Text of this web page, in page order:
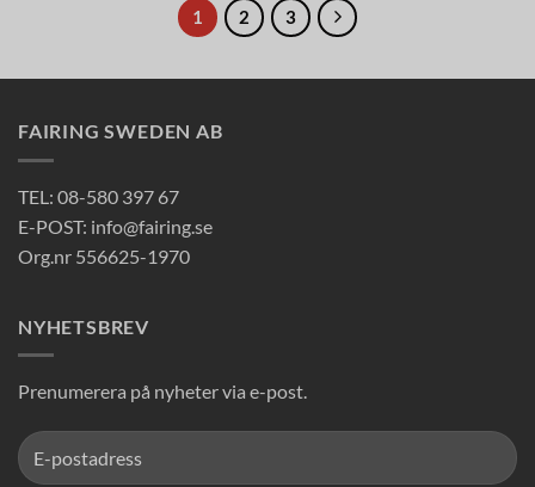
varianter.
olika
alternativen
väljas
på
produktsidan
1 2 3
FAIRING SWEDEN AB
TEL: 08-580 397 67
E-POST: info@fairing.se
Org.nr 556625-1970
NYHETSBREV
Prenumerera på nyheter via e-post.